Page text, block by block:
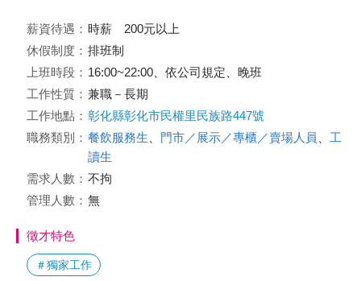
薪資待遇： 時薪 200元以上
休假制度： 排班制
上班時段： 16:00~22:00、依公司規定、晚班
工作性質： 兼職－長期
工作地點： 彰化縣彰化市民權里民族路447號
職務類別： 餐飲服務生 門市／展示／專櫃／賣場人員
工
讀生
需求人數： 不拘
管理人數： 無
徵才特色
＃獨家工作